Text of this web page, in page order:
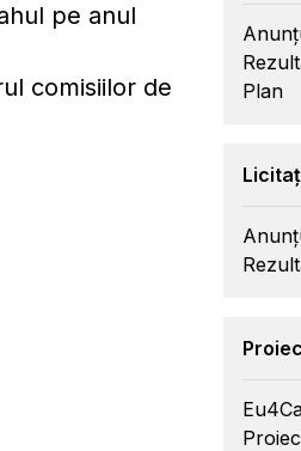
pe anul
comisiilor de
Plan